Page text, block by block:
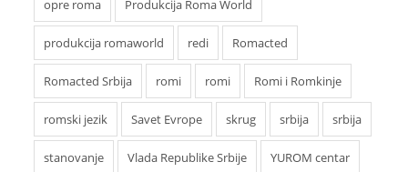
opre roma Produkcija Roma World
produkcija romaworld redi Romacted
Romacted Srbija romi romi Romi i Romkinje
romski jezik Savet Evrope skrug srbija srbija
stanovanje Vlada Republike Srbije YUROM centar